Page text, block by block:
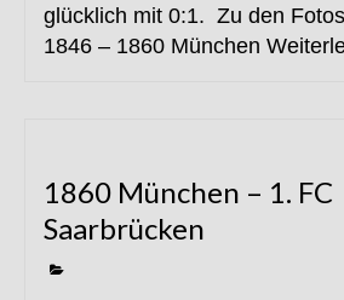
glücklich mit 0:1. Zu den
1846 – 1860 München
1860 München – 1. FC
Saarbrücken